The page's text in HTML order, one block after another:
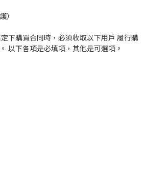
）
購買合同時，必須收取以下用戶 履行購
以下各項是必填項，其他是可選項。